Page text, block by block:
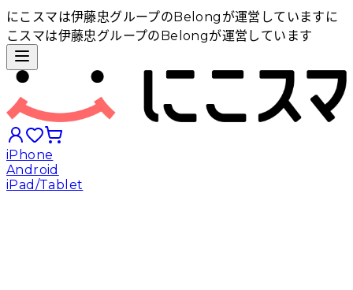
にこスマは伊藤忠グループのBelongが運営しています に
こスマは伊藤忠グループのBelongが運営しています
iPhone
Android
iPad/Tablet